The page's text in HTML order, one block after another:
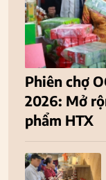
Phiên chợ
2026: Mở
phẩm HTX